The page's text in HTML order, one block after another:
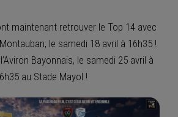
maintenant retrouver le Top 14 avec
le samedi 18 avril à 16h35 !
Bayonnais, le samedi 25 avril à
au Stade Mayol !